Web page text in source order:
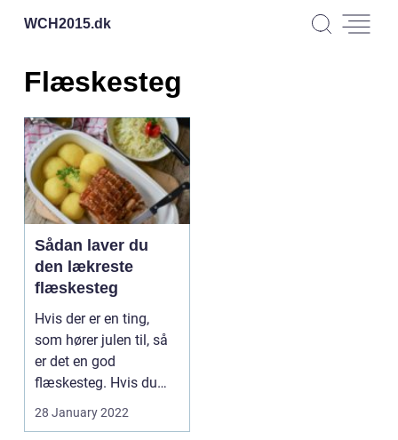
WCH2015.dk
Flæskesteg
Sådan laver du
den lækreste
flæskesteg
Hvis der er en ting,
som hører julen til, så
er det en god
flæskesteg. Hvis du
do...
28 January 2022